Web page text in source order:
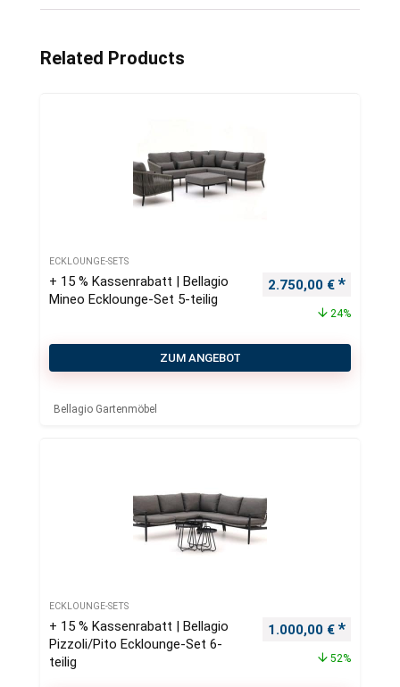
Related Products
ECKLOUNGE-SETS
+ 15 % Kassenrabatt | Bellagio
Mineo Ecklounge-Set 5-teilig
Ursprünglicher
2.750,00 €
24%
ZUM ANGEBOT
Bellagio Gartenmöbel
ECKLOUNGE-SETS
+ 15 % Kassenrabatt | Bellagio
Pizzoli/Pito Ecklounge-Set 6-
teilig
Ursprünglicher
1.000,00 €
52%